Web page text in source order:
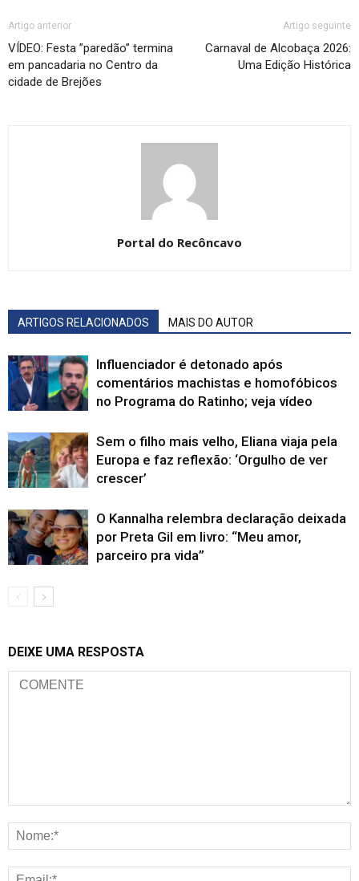
Artigo anterior
VÍDEO: Festa ”paredão” termina
em pancadaria no Centro da
cidade de Brejões
Artigo seguinte
Carnaval de Alcobaça 2026:
Uma Edição Histórica
Portal do Recôncavo
ARTIGOS RELACIONADOS MAIS DO AUTOR
Influenciador é detonado após
comentários machistas e homofóbicos
no Programa do Ratinho; veja vídeo
Sem o filho mais velho, Eliana viaja pela
Europa e faz reflexão: ‘Orgulho de ver
crescer’
O Kannalha relembra declaração deixada
por Preta Gil em livro: “Meu amor,
parceiro pra vida”
DEIXE UMA RESPOSTA